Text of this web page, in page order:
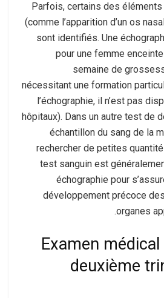
Parfois, certains des
(comme l’apparition d’un os
sont identifiés. Une
pour une femme
semaine de
nécessitant une formation
l’échographie, il n’est pas
hôpitaux). Dans un autre test de
échantillon du sang de la
rechercher de petites
test sanguin est
échographie pour
développement précoce
organes
Examen
deuxième